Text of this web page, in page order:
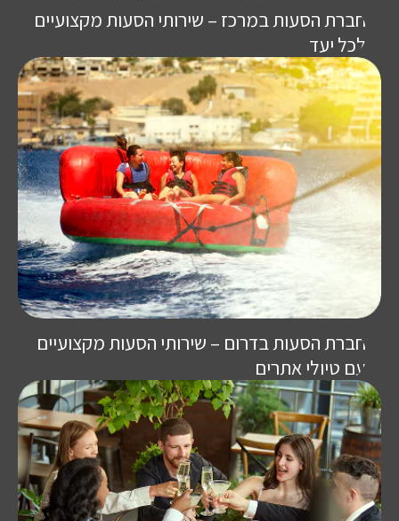
חברת הסעות במרכז – שירותי הסעות מקצועיים
לכל יעד
חברת הסעות בדרום – שירותי הסעות מקצועיים
עם טיולי אתרים